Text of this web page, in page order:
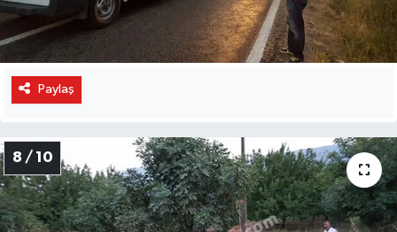
Paylaş
8 / 10